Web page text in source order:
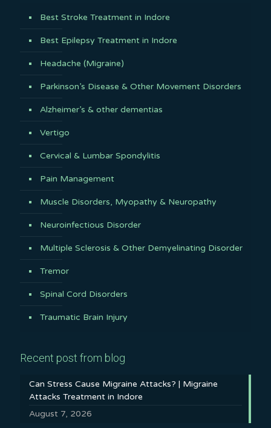
Best Stroke Treatment in Indore
Best Epilepsy Treatment in Indore
Headache (Migraine)
Parkinson’s Disease & Other Movement Disorders
Alzheimer’s & other dementias
Vertigo
Cervical & Lumbar Spondylitis
Pain Management
Muscle Disorders, Myopathy & Neuropathy
Neuroinfectious Disorder
Multiple Sclerosis & Other Demyelinating Disorder
Tremor
Spinal Cord Disorders
Traumatic Brain Injury
Recent post from blog
Can Stress Cause Migraine Attacks? | Migraine
Attacks Treatment in Indore
August 7, 2026